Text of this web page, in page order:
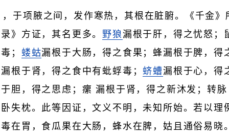
于项腋之间，发作寒热，其根在脏腑。《千金》
》方证，其名更多。野狼 漏根于肝，得之忧怒；
； 蝼蛄漏根于大肠，得之食果；蜂漏根于脾，得
根于肾，得之食中有蚍蜉毒；蛴螬 漏根于心，得
胆，得之思虑；瘰 漏根于肾，得之新沐发；转脉
失枕。此等因证，文义不明，未知所始。若以理
在胃，食瓜果在大肠，蜂水在脾，姑且通俗易晓